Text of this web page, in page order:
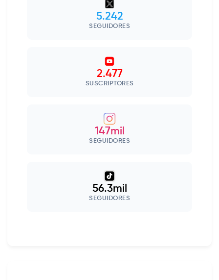
5.242
SEGUIDORES
2.477
SUSCRIPTORES
147mil
SEGUIDORES
56.3mil
SEGUIDORES